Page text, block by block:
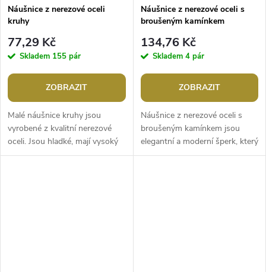
Náušnice z nerezové oceli
kruhy
77,29 Kč
Skladem 155 pár
ZOBRAZIT
Malé náušnice kruhy jsou
vyrobené z kvalitní nerezové
oceli. Jsou hladké, mají vysoký
lesk. Hodí se k jakémukoliv
Náušnice z nerezové oceli s
broušeným kamínkem
134,76 Kč
Skladem 4 pár
ZOBRAZIT
Náušnice z nerezové oceli s
broušeným kamínkem jsou
elegantní a moderní šperk, který
dodá kouzlo každému outfitu.